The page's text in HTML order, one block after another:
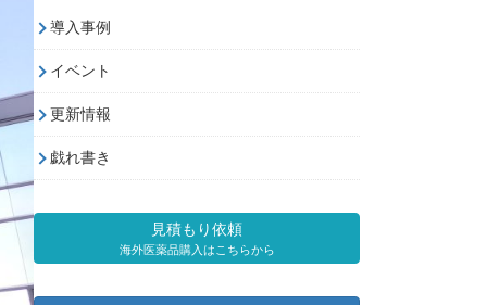
導入事例
イベント
更新情報
戯れ書き
見積もり依頼
海外医薬品購入はこちらから